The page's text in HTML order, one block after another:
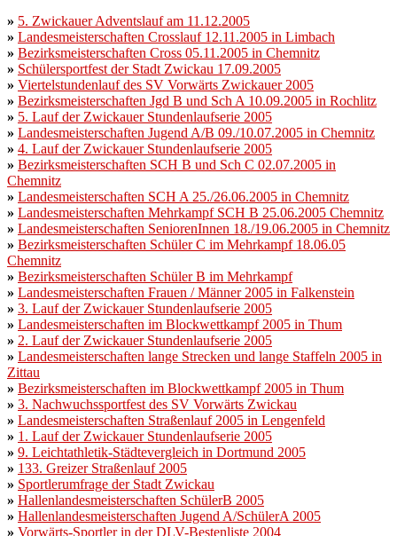
» 5. Zwickauer Adventslauf am 11.12.2005
» Landesmeisterschaften Crosslauf 12.11.2005 in Limbach
» Bezirksmeisterschaften Cross 05.11.2005 in Chemnitz
» Schülersportfest der Stadt Zwickau 17.09.2005
» Viertelstundenlauf des SV Vorwärts Zwickauer 2005
» Bezirksmeisterschaften Jgd B und Sch A 10.09.2005 in Rochlitz
» 5. Lauf der Zwickauer Stundenlaufserie 2005
» Landesmeisterschaften Jugend A/B 09./10.07.2005 in Chemnitz
» 4. Lauf der Zwickauer Stundenlaufserie 2005
» Bezirksmeisterschaften SCH B und Sch C 02.07.2005 in
Chemnitz
» Landesmeisterschaften SCH A 25./26.06.2005 in Chemnitz
» Landesmeisterschaften Mehrkampf SCH B 25.06.2005 Chemnitz
» Landesmeisterschaften SeniorenInnen 18./19.06.2005 in Chemnitz
» Bezirksmeisterschaften Schüler C im Mehrkampf 18.06.05
Chemnitz
» Bezirksmeisterschaften Schüler B im Mehrkampf
» Landesmeisterschaften Frauen / Männer 2005 in Falkenstein
» 3. Lauf der Zwickauer Stundenlaufserie 2005
» Landesmeisterschaften im Blockwettkampf 2005 in Thum
» 2. Lauf der Zwickauer Stundenlaufserie 2005
» Landesmeisterschaften lange Strecken und lange Staffeln 2005 in
Zittau
» Bezirksmeisterschaften im Blockwettkampf 2005 in Thum
» 3. Nachwuchssportfest des SV Vorwärts Zwickau
» Landesmeisterschaften Straßenlauf 2005 in Lengenfeld
» 1. Lauf der Zwickauer Stundenlaufserie 2005
» 9. Leichtathletik-Städtevergleich in Dortmund 2005
» 133. Greizer Straßenlauf 2005
» Sportlerumfrage der Stadt Zwickau
» Hallenlandesmeisterschaften SchülerB 2005
» Hallenlandesmeisterschaften Jugend A/SchülerA 2005
» Vorwärts-Sportler in der DLV-Bestenliste 2004